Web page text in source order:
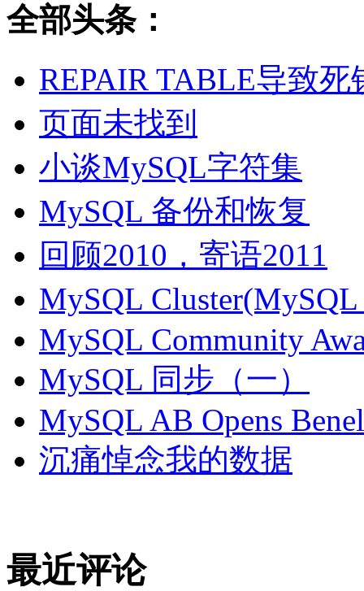
全部头条：
REPAIR TABLE导致死
页面未找到
小谈MySQL字符集
MySQL 备份和恢复
回顾2010，寄语2011
MySQL
MySQL Community
MySQL 同步（一）
MySQL AB Opens
沉痛悼念我的数据
最近评论